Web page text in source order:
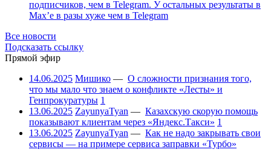
подписчиков, чем в Telegram. У остальных результаты в
Max’е в разы хуже чем в Telegram
Все новости
Подсказать ссылку
Прямой эфир
14.06.2025 Мишико — О сложности признания того,
что мы мало что знаем о конфликте «Лесты» и
Генпрокуратуры 1
13.06.2025 ZayunyaTyan — Казахскую скорую помощь
показывают клиентам через «Яндекс.Такси» 1
13.06.2025 ZayunyaTyan — Как не надо закрывать свои
сервисы — на примере сервиса заправки «Турбо»